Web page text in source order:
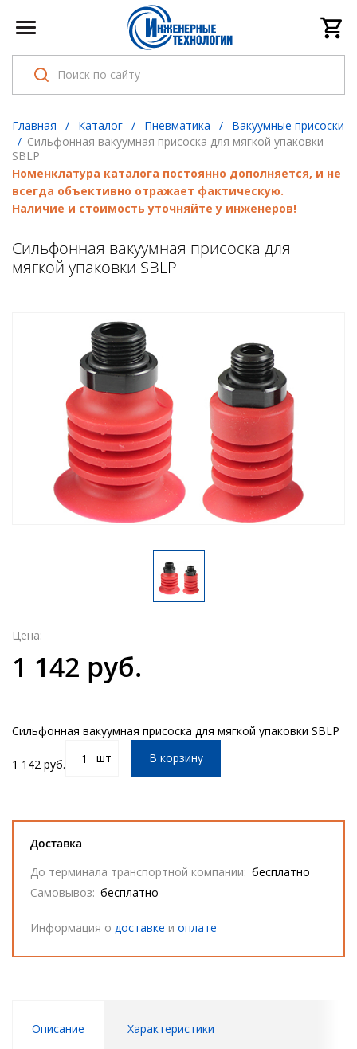
Главная / Каталог / Пневматика /
Вакуумные присоски
/ Сильфонная вакуумная присоска для мягкой упаковки
SBLP
Номенклатура каталога постоянно дополняется, и не
всегда объективно отражает фактическую.
Наличие и стоимость уточняйте у инженеров!
Сильфонная вакуумная присоска для
мягкой упаковки SBLP
Цена:
1 142 руб.
Сильфонная вакуумная присоска для мягкой упаковки SBLP
1 142 руб. шт В корзину
Доставка
До терминала транспортной компании: бесплатно
Самовывоз: бесплатно
Информация о доставке и оплате
Описание Характеристики